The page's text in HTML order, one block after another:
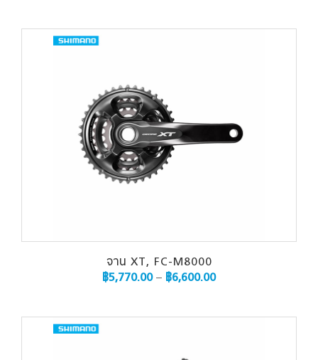
จาน XT, FC-M8000
฿5,770.00– ฿6,600.00